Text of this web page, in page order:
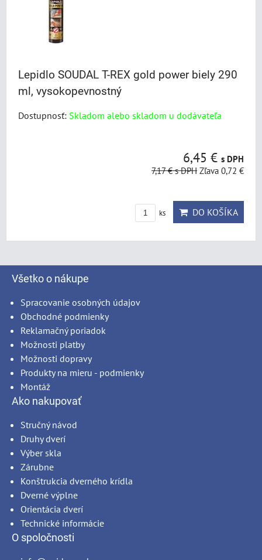
Lepidlo SOUDAL T-REX gold power biely 290
ml, vysokopevnostný
Dostupnosť: Skladom alebo skladom u dodávateľa
6,45 € s DPH
7,17 €s DPH Zľava 0,72 €
ks DO KOŠÍKA
Všetko o nákupe
Spracovanie osobných údajov
Obchodné podmienky
Reklamačný poriadok
Možnosti platby
Možnosti dopravy
Produkty na mieru - podmienky
Montáž
Ako nakupovať
Stručný návod
Druhy dverí
Výber skla
Zárubne
Konštrukcia dverného krídla
Dverné výplne
Orientácia dverí
Technické informácie
O spoločnosti